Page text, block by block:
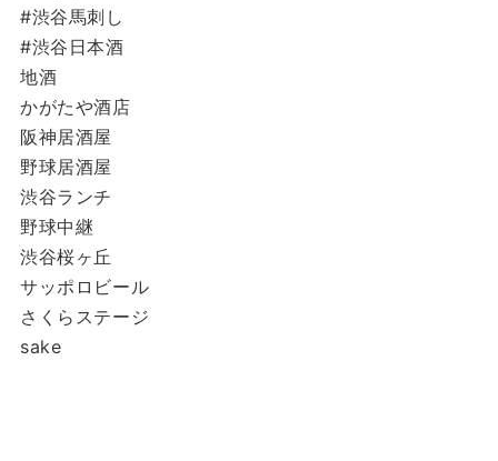
#渋谷馬刺し
#渋谷日本酒
地酒
かがたや酒店
阪神居酒屋
野球居酒屋
渋谷ランチ
野球中継
渋谷桜ヶ丘
サッポロビール
さくらステージ
sake